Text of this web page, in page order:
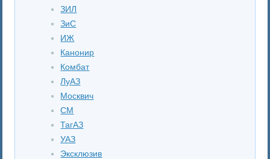
ЗИЛ
ЗиС
ИЖ
Канонир
Комбат
ЛуАЗ
Москвич
СМ
ТагАЗ
УАЗ
Эксклюзив